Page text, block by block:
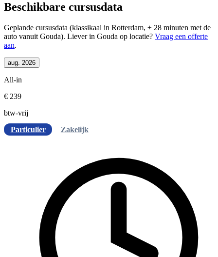
Beschikbare cursusdata
Geplande cursusdata (klassikaal in Rotterdam, ± 28 minuten met de
auto vanuit Gouda). Liever in Gouda op locatie? Vraag een offerte
aan.
aug. 2026
All-in
€ 239
btw-vrij
Particulier
Zakelijk